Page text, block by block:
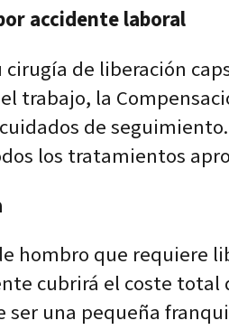
accidente laboral
cirugía de liberación
trabajo, la
de
los tratamientos
hombro que requiere
cubrirá el coste total
ser una pequeña